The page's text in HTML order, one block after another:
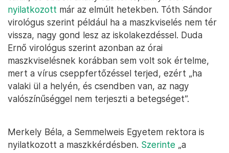
nyilatkozott már az elmúlt hetekben. Tóth Sándor
virológus szerint például ha a maszkviselés nem tér
vissza, nagy gond lesz az iskolakezdéssel. Duda
Ernő virológus szerint azonban az órai
maszkviselésnek korábban sem volt sok értelme,
mert a vírus cseppfertőzéssel terjed, ezért „ha
valaki ül a helyén, és csendben van, az nagy
valószínűséggel nem terjeszti a betegséget”.
Merkely Béla, a Semmelweis Egyetem rektora is
nyilatkozott a maszkkérdésben. Szerinte „a